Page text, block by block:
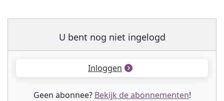
U bent nog niet ingelogd
Inloggen
Geen abonnee? Bekijk de abonnementen!